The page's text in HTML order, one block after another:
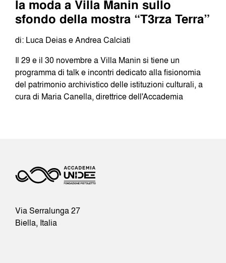
la moda a Villa Manin sullo
sfondo della mostra “T3rza Terra”
di: Luca Deias e Andrea Calciati
Il 29 e il 30 novembre a Villa Manin si tiene un
programma di talk e incontri dedicato alla fisionomia
del patrimonio archivistico delle istituzioni culturali, a
cura di Maria Canella, direttrice dell'Accademia
Via Serralunga 27
Biella, Italia